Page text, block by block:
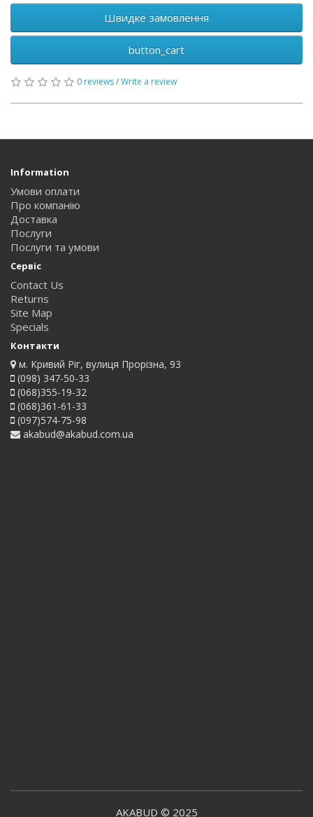
Швидке замовлення
button_cart
0 reviews/Write a review
Information
Умови оплати
Про компанію
Доставка
Послуги
Послуги та умови
Сервіс
Contact Us
Returns
Site Map
Specials
Контакти
м. Кривий Ріг, вулиця Прорізна, 93
(098) 347-50-33
(068)355-19-32
(068)361-61-33
(097)574-75-98
akabud@akabud.com.ua
AKABUD © 2025